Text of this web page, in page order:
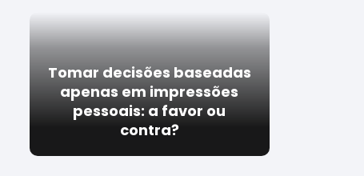
Tomar decisões baseadas
apenas em impressões
pessoais: a favor ou
contra?